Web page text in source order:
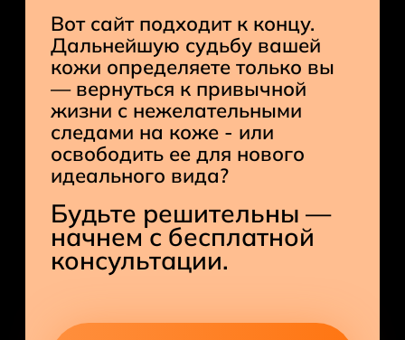
Вот сайт подходит к концу.
Дальнейшую судьбу вашей
кожи определяете только вы
— вернуться к привычной
жизни с нежелательными
следами на коже - или
освободить ее для нового
идеального вида?
Будьте решительны —
начнем с бесплатной
консультации.